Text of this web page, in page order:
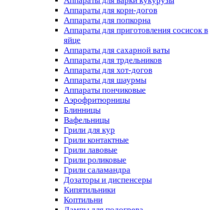
Аппараты для корн-догов
Аппараты для попкорна
Аппараты для приготовления сосисок в
яйце
Аппараты для сахарной ваты
Аппараты для трдельников
Аппараты для хот-догов
Аппараты для шаурмы
Аппараты пончиковые
Аэрофритюрницы
Блинницы
Вафельницы
Грили для кур
Грили контактные
Грили лавовые
Грили роликовые
Грили саламандра
Дозаторы и диспенсеры
Кипятильники
Коптильни